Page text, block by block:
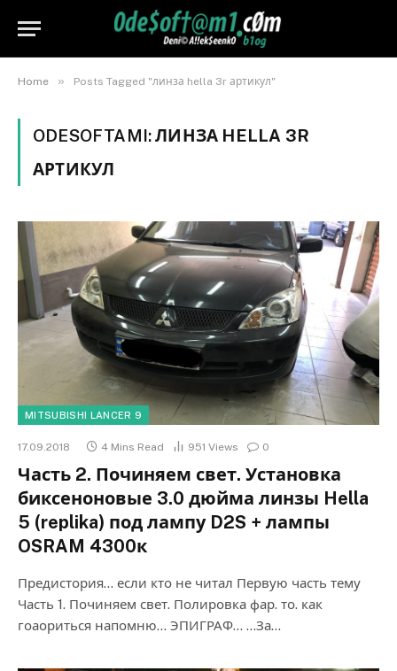
Home » Posts Tagged "линза hella 3r артикул"
ODESOFTAMI:ЛИНЗА HELLA 3R
АРТИКУЛ
MITSUBISHI LANCER 9
17.09.2018 4 Mins Read 951 Views 0
Часть 2. Починяем свет. Установка
биксеноновые 3.0 дюйма линзы Hella
5 (replika) под лампу D2S + лампы
OSRAM 4300к
Предистория… если кто не читал Первую часть тему
Часть 1. Починяем свет. Полировка фар. то. как
гоаориться напомню… ЭПИГРАФ… …За…